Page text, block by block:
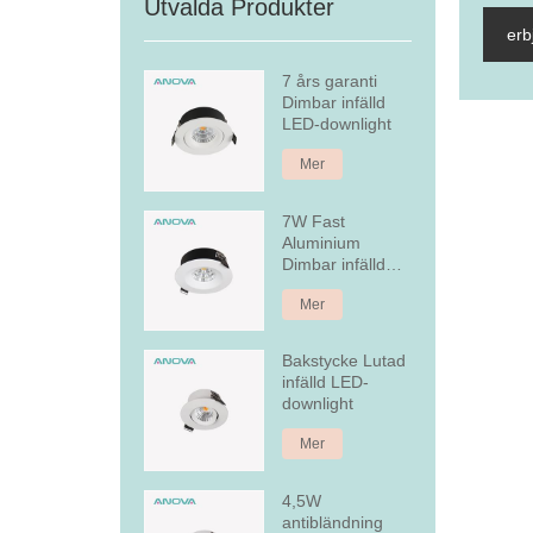
Utvalda Produkter
7 års garanti
Dimbar infälld
LED-downlight
Mer
7W Fast
Aluminium
Dimbar infälld
LED Downlight
Mer
Bakstycke Lutad
infälld LED-
downlight
Mer
4,5W
antibländning